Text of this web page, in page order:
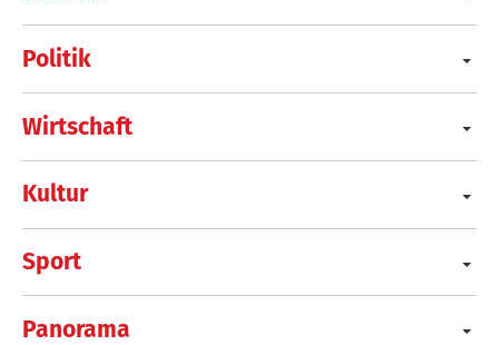
Politik
Wirtschaft
Kultur
Sport
Panorama